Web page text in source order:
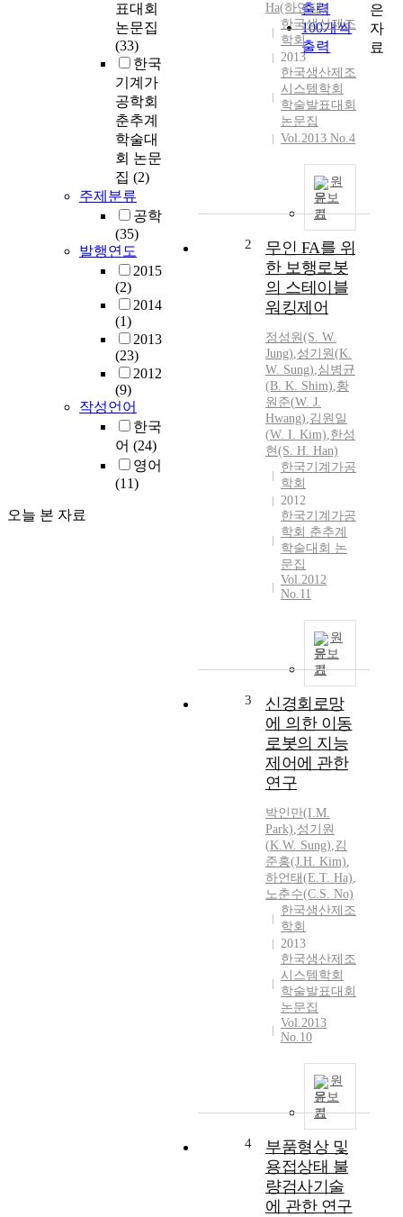
표대회
논문집
(33)
한국
기계가
공학회
춘추계
학술대
회 논문
집 (2)
주제분류
공학
(35)
발행연도
2015
(2)
2014
(1)
2013
(23)
2012
(9)
작성언어
한국
어 (24)
영어
(11)
오늘 본 자료
출력
100개씩
출력
Ha(하언태)
한국생산제조
학회
2013
한국생산제조
시스템학회
학술발표대회
논문집
Vol.2013 No.4
원
문보
기
2
무인 FA를 위
한 보행로봇
의 스테이블
워킹제어
정성원(S. W.
Jung),성기원(K.
W. Sung),심병균
(B. K. Shim),황
원준(W. J.
Hwang),김원일
(W. I. Kim),한성
현(S. H. Han)
한국기계가공
학회
2012
한국기계가공
학회 춘추계
학술대회 논
문집
Vol.2012
No.11
원
문보
기
3
신경회로망
에 의한 이동
로봇의 지능
제어에 관한
연구
박인만(I.M.
Park),성기원
(K.W. Sung),김
준홍(J.H. Kim),
하언태(E.T. Ha),
노춘수(C.S. No)
한국생산제조
학회
2013
한국생산제조
시스템학회
학술발표대회
논문집
Vol.2013
No.10
원
문보
기
4
부품형상 및
용접상태 불
량검사기술
에 관한 연구
은
자
료